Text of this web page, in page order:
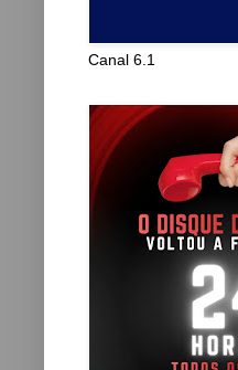
Canal 6.1